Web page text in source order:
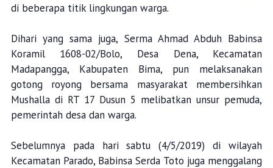
di beberapa titik lingkungan warga.
Dihari yang sama juga, Serma Ahmad Abduh Babinsa
Koramil 1608-02/Bolo, Desa Dena, Kecamatan
Madapangga, Kabupaten Bima, pun melaksanakan
gotong royong bersama masyarakat membersihkan
Mushalla di RT 17 Dusun 5 melibatkan unsur pemuda,
pemerintah desa dan warga.
Sebelumnya pada hari sabtu (4/5/2019) di wilayah
Kecamatan Parado, Babinsa Serda Toto juga menggalang